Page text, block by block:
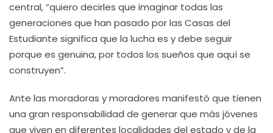
central, “quiero decirles que imaginar todas las
generaciones que han pasado por las Casas del
Estudiante significa que la lucha es y debe seguir
porque es genuina, por todos los sueños que aquí se
construyen”.
Ante las moradoras y moradores manifestó que tienen
una gran responsabilidad de generar que más jóvenes
que viven en diferentes localidades del estado y de la